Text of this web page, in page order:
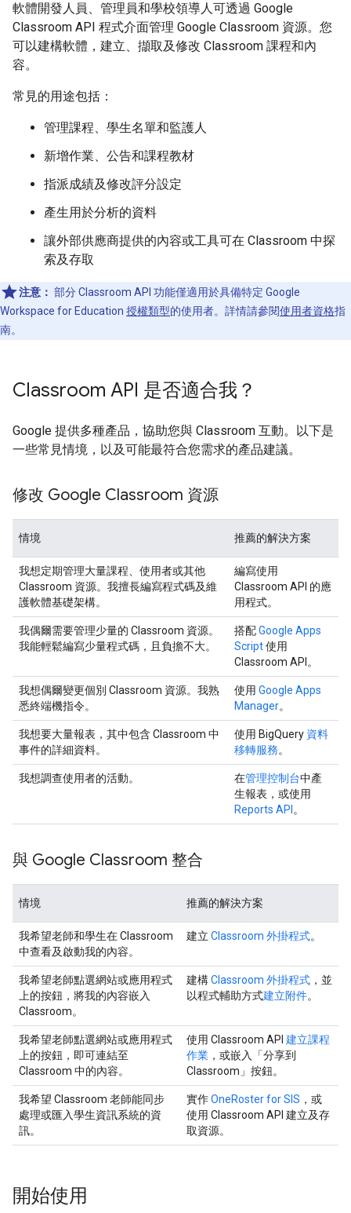
軟體開發人員、管理員和學校領導人可透過 Google
Classroom API 程式介面管理 Google Classroom 資源。您
可以建構軟體，建立、擷取及修改 Classroom 課程和內
容。
常見的用途包括：
管理課程、學生名單和監護人
新增作業、公告和課程教材
指派成績及修改評分設定
產生用於分析的資料
讓外部供應商提供的內容或工具可在 Classroom 中探
索及存取
注意： 部分 Classroom API 功能僅適用於具備特定 Google
Workspace for Education 授權類型的使用者。詳情請參閱使用者資格指
南。
Classroom API 是否適合我？
Google 提供多種產品，協助您與 Classroom 互動。以下是
一些常見情境，以及可能最符合您需求的產品建議。
修改 Google Classroom 資源
情境 推薦的解決方案
我想定期管理大量課程、使用者或其他
Classroom 資源。我擅長編寫程式碼及維
護軟體基礎架構。
編寫使用
Classroom API 的應
用程式。
我偶爾需要管理少量的 Classroom 資源。
我能輕鬆編寫少量程式碼，且負擔不大。
搭配Google Apps
Script使用
Classroom API。
我想偶爾變更個別 Classroom 資源。我熟
悉終端機指令。
使用 Google Apps
Manager。
我想要大量報表，其中包含 Classroom 中
事件的詳細資料。
使用 BigQuery 資料
移轉服務。
我想調查使用者的活動。 在管理控制台中產
生報表，或使用
Reports API 。
與 Google Classroom 整合
情境 推薦的解決方案
我希望老師和學生在 Classroom
中查看及啟動我的內容。
建立 Classroom 外掛程式。
我希望老師點選網站或應用程式
上的按鈕，將我的內容嵌入
Classroom。
建構Classroom 外掛程式 ，並
以程式輔助方式建立附件。
我希望老師點選網站或應用程式
上的按鈕，即可連結至
Classroom 中的內容。
使用 Classroom API 建立課程
作業 ，或嵌入「分享到
Classroom」 按鈕。
我希望 Classroom 老師能同步
處理或匯入學生資訊系統的資
訊。
實作OneRoster for SIS ，或
使用 Classroom API 建立及存
取資源。
開始使用